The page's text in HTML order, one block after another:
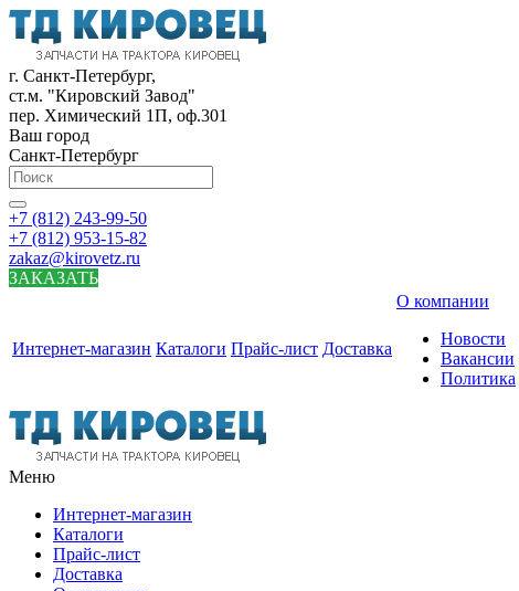
г. Санкт-Петербург,
ст.м. "Кировский Завод"
пер. Химический 1П, оф.301
Ваш город
Санкт-Петербург
+7 (812) 243-99-50
+7 (812) 953-15-82
zakaz@kirovetz.ru
ЗАКАЗАТЬ
Интернет-магазин Каталоги Прайс-лист Доставка
О компании
Новости
Вакансии
Политика
Меню
Интернет-магазин
Каталоги
Прайс-лист
Доставка